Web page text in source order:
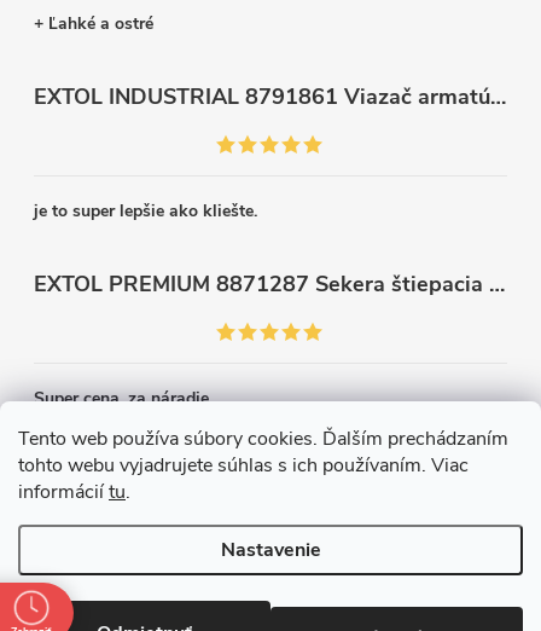
Tento web používa súbory cookies. Ďalším prechádzaním
tohto webu vyjadrujete súhlas s ich používaním. Viac
informáciítu.
Nastavenie
+ Ľahké a ostré
EXTOL INDUSTRIAL 8791861 Viazač armatúr aku Share20V, bez aku, drôt 0,8mm, oko 8-34mm, bezuhlíkový motor
je to super lepšie ako kliešte.
EXTOL PREMIUM 8871287 Sekera štiepacia 3500g, nylónová násada 910mm
Super cena, za náradie.
Copyright 2026Železiarstvo Páleník, s.r.o.. Všetky práva vyhradené.
Upraviť nastavenie cookies